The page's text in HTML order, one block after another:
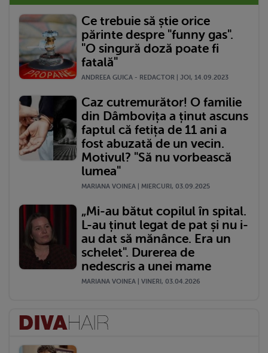
Ce trebuie să știe orice
părinte despre "funny gas".
"O singură doză poate fi
fatală"
ANDREEA GUICA - REDACTOR | JOI, 14.09.2023
Caz cutremurător! O familie
din Dâmbovița a ținut ascuns
faptul că fetița de 11 ani a
fost abuzată de un vecin.
Motivul? "Să nu vorbească
lumea"
MARIANA VOINEA | MIERCURI, 03.09.2025
„Mi-au bătut copilul în spital.
L-au ținut legat de pat și nu i-
au dat să mănânce. Era un
schelet". Durerea de
nedescris a unei mame
MARIANA VOINEA | VINERI, 03.04.2026